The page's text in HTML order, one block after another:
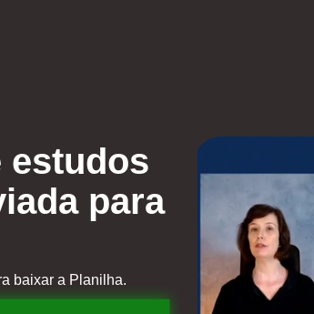
estudos
para
baixar a Planilha.